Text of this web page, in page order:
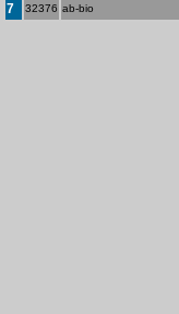
7 32376 ab-bio